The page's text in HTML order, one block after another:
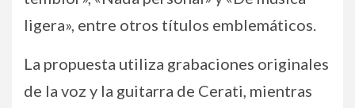
ligera», entre otros títulos emblemáticos.
La propuesta utiliza grabaciones originales
de la voz y la guitarra de Cerati, mientras